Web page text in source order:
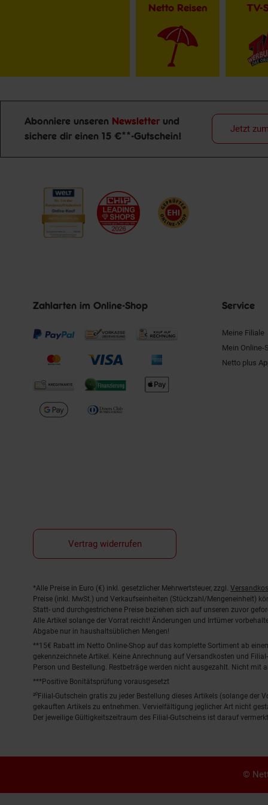
Netto Reisen TV-
Newsletter Anmeldung
Abonniere unseren Newsletter und
sichere dir einen 15 €**-Gutschein!
Jetzt
Zahlarten im Online-Shop Service
Meine Filiale
Mein Online-
Netto plus
Vertrag widerrufen
Fußnoten
*Alle Preise in Euro (€) inkl. gesetzlicher Mehrwertsteuer, zzgl.
Preise (inkl. MwSt.) und Verkaufseinheiten (Stückzahl/Mengeneinheit)
Statt- und durchgestrichene Preise beziehen sich auf unseren zuvor
Alle Artikel solange der Vorrat reicht! Änderungen und Irrtümer
Abgabe nur in haushaltsüblichen Mengen!
**15€ Rabatt im Netto Online-Shop auf das komplette Sortiment ab
gekennzeichnete Artikel. Keine Anrechnung auf Versandkosten und
Person und Bestellung. Restbeträge werden nicht ausgezahlt. Nicht mit
***Positive Bonitätsprüfung vorausgesetzt
²⁰Filial-Gutschein gratis zu jeder Bestellung dieses Artikels (solange
gekauften Artikels zu entnehmen. Vervielfältigung jeglicher Art nicht
Der jeweilige Gültigkeitszeitraum des Filial-Gutscheins ist darauf vermerkt.
©